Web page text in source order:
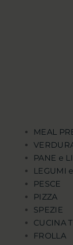
MEAL
PANE e
LEGUMI
PESCE
PIZZA
SPEZIE
CUCINA
FROLLA